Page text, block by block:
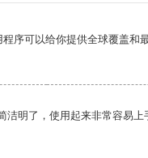
序可以给你提供全球覆盖和
洁明了，使用起来非常容易